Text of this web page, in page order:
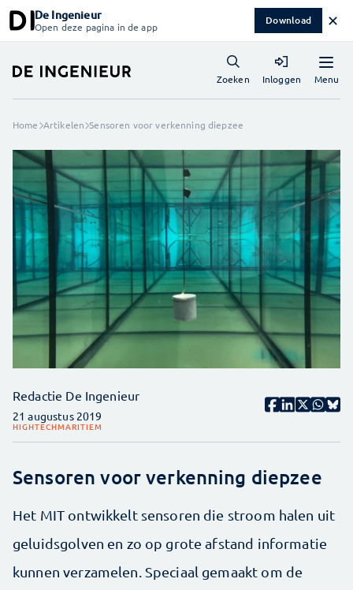
De Ingenieur
Open deze pagina in de app Download ✕
Menu
Zoeken Inloggen
Home Artikelen Sensoren voor verkenning diepzee
Redactie De Ingenieur
21 augustus 2019
HIGHTECHMARITIEM
Sensoren voor verkenning diepzee
Het MIT ontwikkelt sensoren die stroom halen uit
geluidsgolven en zo op grote afstand informatie
kunnen verzamelen. Speciaal gemaakt om de